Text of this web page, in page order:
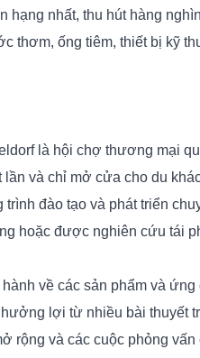
hạng nhất, thu hút hàng
thơm, ống tiêm, thiết bị kỹ
là ​​hội chợ thương mại
lần và chỉ mở cửa cho du
trình đào tạo và phát triển
hoặc được nghiên cứu tái
về các sản phẩm và
lợi từ nhiều bài thuyết
rộng và các cuộc phỏng